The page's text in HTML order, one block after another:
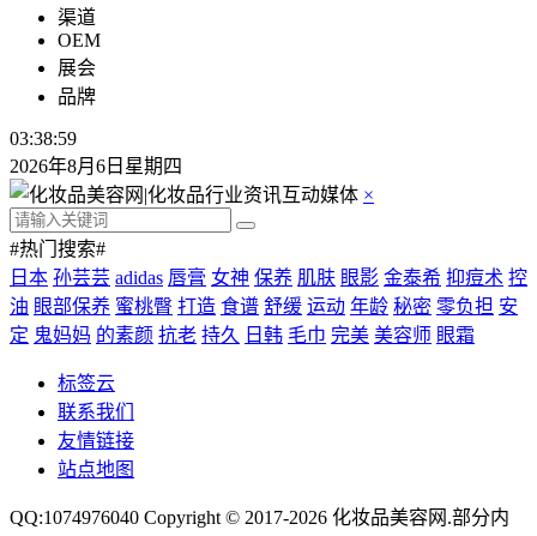
渠道
OEM
展会
品牌
03:38:59
2026年8月6日星期四
×
#热门搜索#
日本 孙芸芸 adidas 唇膏 女神 保养 肌肤 眼影 金泰希 抑痘术 控
油 眼部保养 蜜桃臀 打造 食谱 舒缓 运动 年龄 秘密 零负担 安
定 鬼妈妈 的素颜 抗老 持久 日韩 毛巾 完美 美容师 眼霜
标签云
联系我们
友情链接
站点地图
QQ:1074976040 Copyright © 2017-2026 化妆品美容网 .部分内